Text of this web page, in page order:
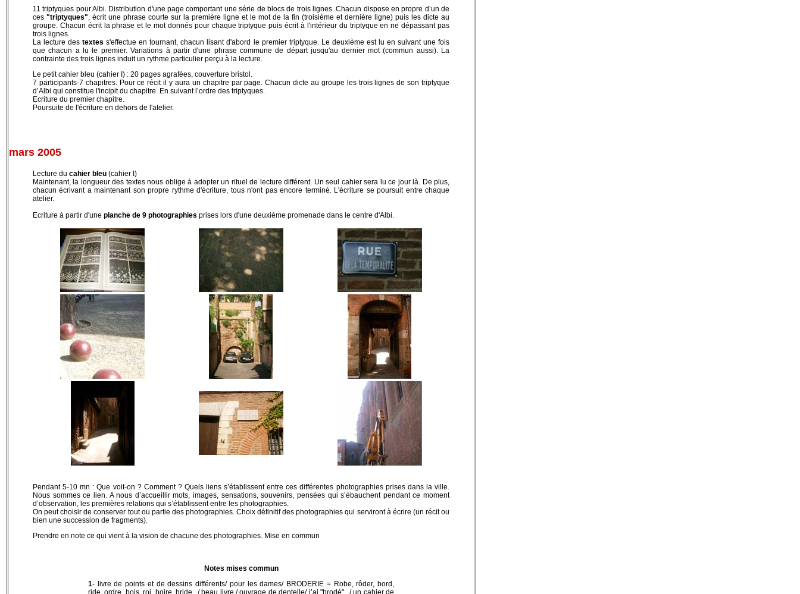
11 triptyques pour Albi. Distribution d'une page comportant une série de blocs de trois lignes. Chacun dispose en propre d’un de
ces "triptyques", écrit une phrase courte sur la première ligne et le mot de la fin (troisième et dernière ligne) puis les dicte au
groupe. Chacun écrit la phrase et le mot donnés pour chaque triptyque puis écrit à l'intérieur du triptyque en ne dépassant pas
trois lignes.
La lecture destextes s'effectue en tournant, chacun lisant d'abord le premier triptyque. Le deuxième est lu en suivant une fois
que chacun a lu le premier. Variations à partir d'une phrase commune de départ jusqu'au dernier mot (commun aussi). La
contrainte des trois lignes induit un rythme particulier perçu à la lecture.
Le petit cahier bleu (cahier I) : 20 pages agrafées, couverture bristol.
7 participants-7 chapitres. Pour ce récit il y aura un chapitre par page. Chacun dicte au groupe les trois lignes de son triptyque
d’Albi qui constitue l'incipit du chapitre. En suivant l’ordre des triptyques.
Ecriture du premier chapitre.
Poursuite de l'écriture en dehors de l'atelier.
mars 2005
Lecture du cahier bleu (cahier I)
Maintenant, la longueur des textes nous oblige à adopter un rituel de lecture différent. Un seul cahier sera lu ce jour là. De plus,
chacun écrivant a maintenant son propre rythme d'écriture, tous n'ont pas encore terminé. L'écriture se poursuit entre chaque
atelier.
Ecriture à partir d'une planche de 9 photographies prises lors d'une deuxième promenade dans le centre d'Albi.
Pendant 5-10 mn : Que voit-on ? Comment ? Quels liens s’établissent entre ces différentes photographies prises dans la ville.
Nous sommes ce lien. A nous d’accueillir mots, images, sensations, souvenirs, pensées qui s’ébauchent pendant ce moment
d’observation, les premières relations qui s’établissent entre les photographies.
On peut choisir de conserver tout ou partie des photographies. Choix définitif des photographies qui serviront à écrire (un récit ou
bien une succession de fragments).
Prendre en note ce qui vient à la vision de chacune des photographies. Mise en commun
Notes mises commun
1- livre de points et de dessins différents/ pour les dames/ BRODERIE = Robe, rôder, bord,
ride, ordre, bois, roi, boire, bride.../ beau livre / ouvrage de dentelle/ j’ai "brodé".../ un cahier de